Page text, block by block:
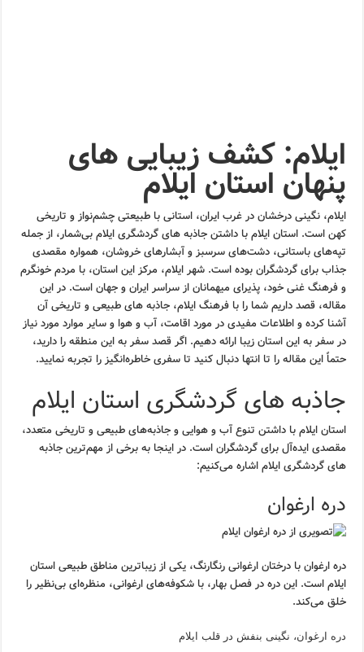
ایلام: کشف زیبایی های
پنهان استان ایلام
ایلام، نگینی درخشان در غرب ایران، استانی با طبیعتی چشم‌نواز و تاریخی
کهن است. استان ایلام با داشتن جاذبه های گردشگری ایلام بی‌شمار، از جمله
تپه‌های باستانی، دشت‌های سرسبز و آبشارهای خروشان، همواره مقصدی
جذاب برای گردشگران بوده است. شهر ایلام، مرکز این استان، با مردم خونگرم
و فرهنگ غنی خود، پذیرای میهمانان از سراسر ایران و جهان است. در این
مقاله، قصد داریم شما را با فرهنگ ایلام، جاذبه های طبیعی و تاریخی آن
آشنا کرده و اطلاعات مفیدی در مورد اقامت، آب و هوا و سایر موارد مورد نیاز
در سفر به این استان زیبا ارائه دهیم. اگر قصد سفر به این منطقه را دارید،
حتماً این مقاله را تا انتها دنبال کنید تا سفری خاطره‌انگیز را تجربه نمایید.
جاذبه های گردشگری استان ایلام
استان ایلام با داشتن تنوع آب و هوایی و جاذبه‌های طبیعی و تاریخی متعدد،
مقصدی ایده‌آل برای گردشگران است. در اینجا به برخی از مهم‌ترین جاذبه
های گردشگری ایلام اشاره می‌کنیم:
دره ارغوان
دره ارغوان با درختان ارغوانی رنگارنگ، یکی از زیباترین مناطق طبیعی استان
ایلام است. این دره در فصل بهار، با شکوفه‌های ارغوانی، منظره‌ای بی‌نظیر را
خلق می‌کند.
دره ارغوان، نگینی بنفش در قلب ایلام